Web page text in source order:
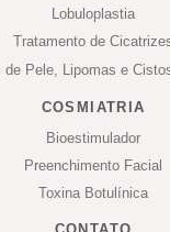
Lobuloplastia
Tratamento de
de Pele, Lipomas e
COSMIATRIA
Bioestimulador
Preenchimento Facial
Toxina Botulínica